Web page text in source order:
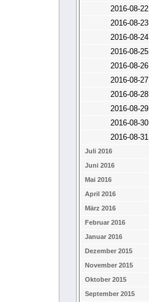
2016-08-22
2016-08-23
2016-08-24
2016-08-25
2016-08-26
2016-08-27
2016-08-28
2016-08-29
2016-08-30
2016-08-31
Juli 2016
Juni 2016
Mai 2016
April 2016
März 2016
Februar 2016
Januar 2016
Dezember 2015
November 2015
Oktober 2015
September 2015